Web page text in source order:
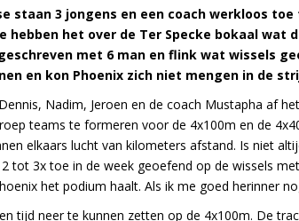
staan 3 jongens en een coach werkloos
hebben het over de Ter Specke bokaal wat
met 6 man en flink wat wissels
en kon Phoenix zich niet mengen in de
Nadim, Jeroen en de coach Mustapha af
teams te formeren voor de 4x100m en de
elkaars lucht van kilometers afstand. Is niet
tot 3x toe in de week geoefend op de wissels
het podium haalt. Als ik me goed herinner
tijd neer te kunnen zetten op de 4x100m. De